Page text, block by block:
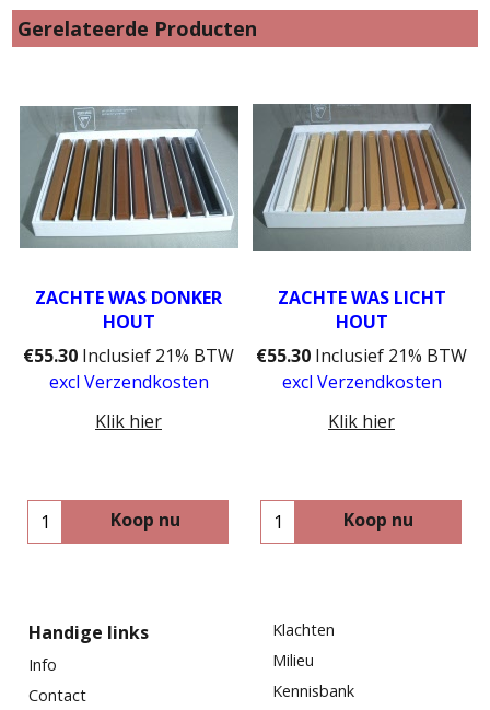
Gerelateerde Producten
ZACHTE WAS DONKER
HOUT
€55.30 Inclusief 21% BTW
excl Verzendkosten
Klik hier
Koop nu
ZACHTE WAS LICHT
HOUT
€55.30 Inclusief 21% BTW
excl Verzendkosten
Klik hier
Koop nu
Handige links
Info
Contact
Klachten
Milieu
Kennisbank